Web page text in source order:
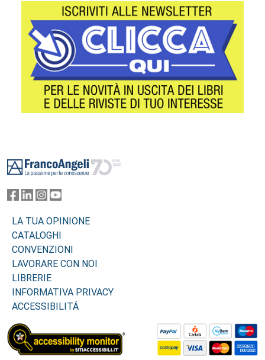
LA TUA OPINIONE
CATALOGHI
CONVENZIONI
LAVORARE CON NOI
LIBRERIE
INFORMATIVA PRIVACY
ACCESSIBILITÁ